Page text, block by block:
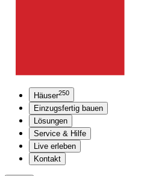
Häuser250
Einzugsfertig bauen
Lösungen
Service & Hilfe
Live erleben
Kontakt